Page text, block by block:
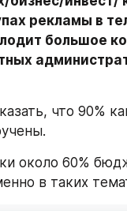
рекламы в
большое
что 90%
около 60%
в таких